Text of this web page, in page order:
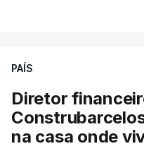
PAÍS
Diretor
na casa onde